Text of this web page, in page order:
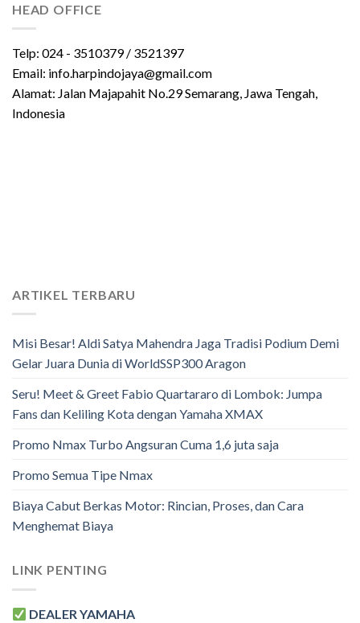
HEAD OFFICE
Telp: 024 - 3510379 / 3521397
Email: info.harpindojaya@gmail.com
Alamat: Jalan Majapahit No.29 Semarang, Jawa Tengah,
Indonesia
ARTIKEL TERBARU
Misi Besar! Aldi Satya Mahendra Jaga Tradisi Podium Demi
Gelar Juara Dunia di WorldSSP300 Aragon
Seru! Meet & Greet Fabio Quartararo di Lombok: Jumpa
Fans dan Keliling Kota dengan Yamaha XMAX
Promo Nmax Turbo Angsuran Cuma 1,6 juta saja
Promo Semua Tipe Nmax
Biaya Cabut Berkas Motor: Rincian, Proses, dan Cara
Menghemat Biaya
LINK PENTING
DEALER YAMAHA